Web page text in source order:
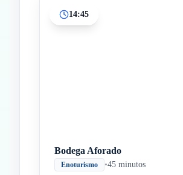
14:45
Bodega Aforado
Enoturismo •45 minutos